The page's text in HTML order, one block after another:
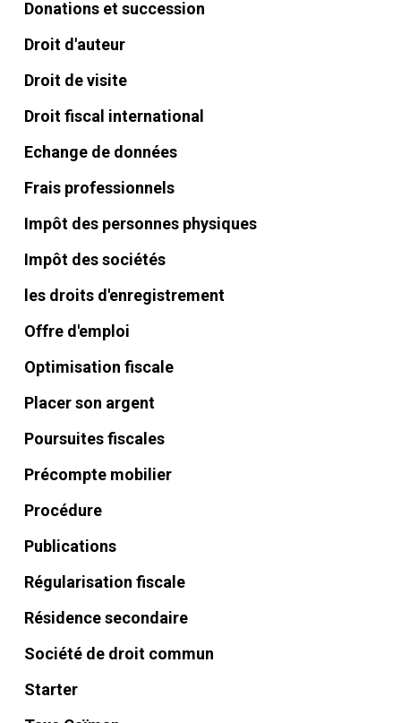
Donations et succession
Droit d'auteur
Droit de visite
Droit fiscal international
Echange de données
Frais professionnels
Impôt des personnes physiques
Impôt des sociétés
les droits d'enregistrement
Offre d'emploi
Optimisation fiscale
Placer son argent
Poursuites fiscales
Précompte mobilier
Procédure
Publications
Régularisation fiscale
Résidence secondaire
Société de droit commun
Starter